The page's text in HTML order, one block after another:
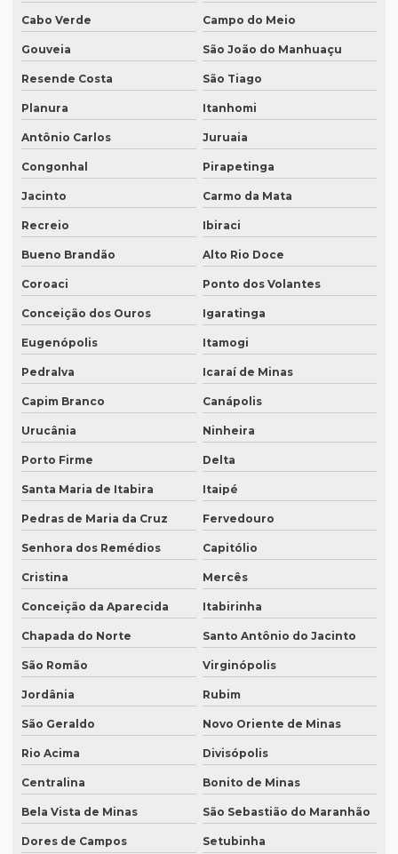
Orçamento legendagem
Preço interpretação simultânea
Preço lauda tradução
Preço para tradução
Preço de tradução de árabe
Preço tradução em chinês
Preço tradução para francês
Preço tradução francês portugues
Preço de tradução juramentada
Preço tradução juramentada alemão
Preço tradução juramentada brasil
Preço de tradução juramentada italiano
Preço tradução por página
Preço tradução por palavra
Preço tradução português inglês
Preço tradução russo
Preço tradução russo português
Preço tradução simultânea
Preço tradução técnica
Preço tradutor juramentado
Preço de um artigo científico
Profissional que realiza a tradução simultânea
Cabo Verde Campo do Meio
Gouveia São João do Manhuaçu
Resende Costa São Tiago
Planura Itanhomi
Antônio Carlos Juruaia
Congonhal Pirapetinga
Jacinto Carmo da Mata
Recreio Ibiraci
Bueno Brandão Alto Rio Doce
Coroaci Ponto dos Volantes
Conceição dos Ouros Igaratinga
Eugenópolis Itamogi
Pedralva Icaraí de Minas
Capim Branco Canápolis
Urucânia Ninheira
Porto Firme Delta
Santa Maria de Itabira Itaipé
Pedras de Maria da Cruz Fervedouro
Senhora dos Remédios Capitólio
Cristina Mercês
Conceição da Aparecida Itabirinha
Chapada do Norte Santo Antônio do Jacinto
São Romão Virginópolis
Jordânia Rubim
São Geraldo Novo Oriente de Minas
Rio Acima Divisópolis
Centralina Bonito de Minas
Bela Vista de Minas São Sebastião do Maranhão
Dores de Campos Setubinha